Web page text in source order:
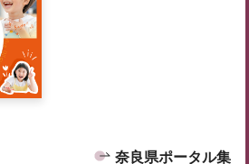
奈良県ポータル集